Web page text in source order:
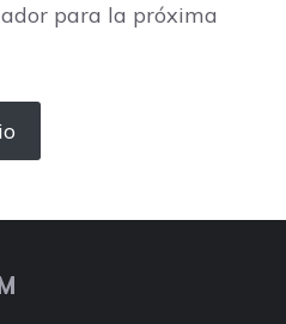
para la próxima